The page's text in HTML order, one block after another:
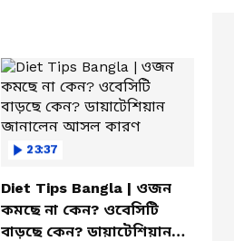
23:37
Diet Tips Bangla | ওজন
কমছে না কেন? ওবেসিটি
বাড়ছে কেন? ডায়াটেশিয়ান